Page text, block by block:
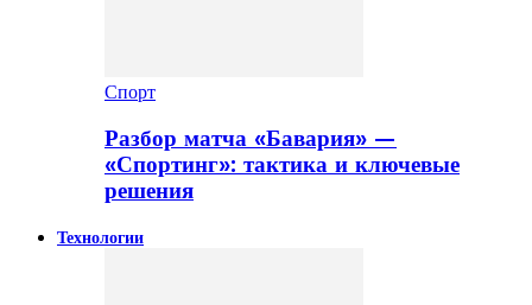
Спорт
Разбор матча «Бавария» —
«Спортинг»: тактика и ключевые
решения
Технологии